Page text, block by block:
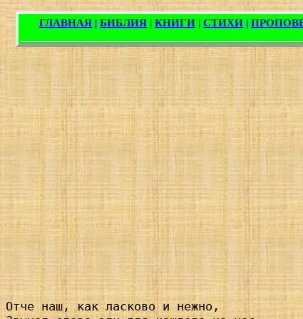
Отче наш, как ласково и нежно,